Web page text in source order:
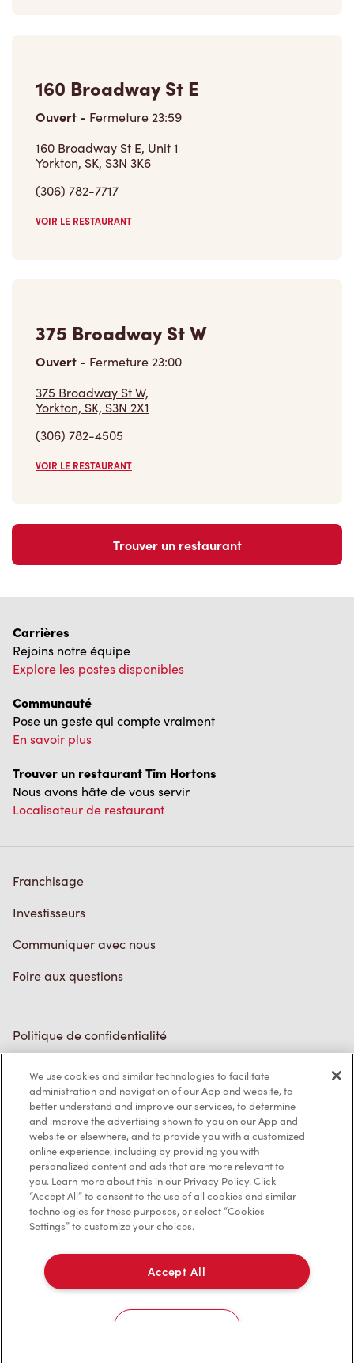
160 Broadway St E
Ouvert - Fermeture23:59
160 Broadway St E, Unit 1
Yorkton, SK, S3N 3K6
(306) 782-7717
VOIR LE RESTAURANT
375 Broadway St W
Ouvert - Fermeture23:00
375 Broadway St W,
Yorkton, SK, S3N 2X1
(306) 782-4505
VOIR LE RESTAURANT
Trouver un restaurant
Carrières
Rejoins notre équipe
Explore les postes disponibles
Communauté
Pose un geste qui compte vraiment
En savoir plus
Trouver un restaurant Tim Hortons
Nous avons hâte de vous servir
Localisateur de restaurant
Franchisage
Investisseurs
Communiquer avec nous
Foire aux questions
Politique de confidentialité
Marques de commerce
Accessibilité
Diagnostic
Contactez-nous
TM & © Tim Hortons, 2023
We use cookies and similar technologies to facilitate
administration and navigation of our App and website, to
better understand and improve our services, to determine
and improve the advertising shown to you on our App and
website or elsewhere, and to provide you with a customized
online experience, including by providing you with
personalized content and ads that are more relevant to
you. Learn more about this in our Privacy Policy. Click
“Accept All” to consent to the use of all cookies and similar
technologies for these purposes, or select “Cookies
Settings” to customize your choices.
Accept All